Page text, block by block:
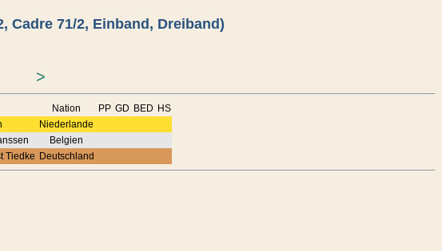
Cadre 71/2, Einband, Dreiband)
>
Nation PP GD BED HS
Niederlande
Belgien
Tiedke Deutschland